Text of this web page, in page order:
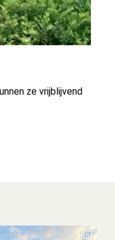
ze vrijblijvend